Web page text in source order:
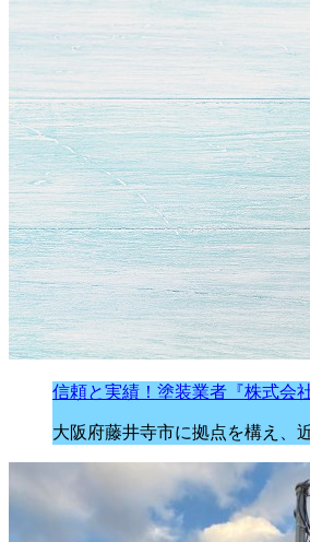
信頼と実績！塗装業者『株式会
大阪府藤井寺市に拠点を構え、